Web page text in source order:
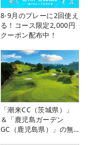
8-9月のプレーに2回使え
る！コース限定2,000円
クーポン配布中！
「潮来CC（茨城県）」
＆「鹿児島ガーデン
GC（鹿児島県）」の無